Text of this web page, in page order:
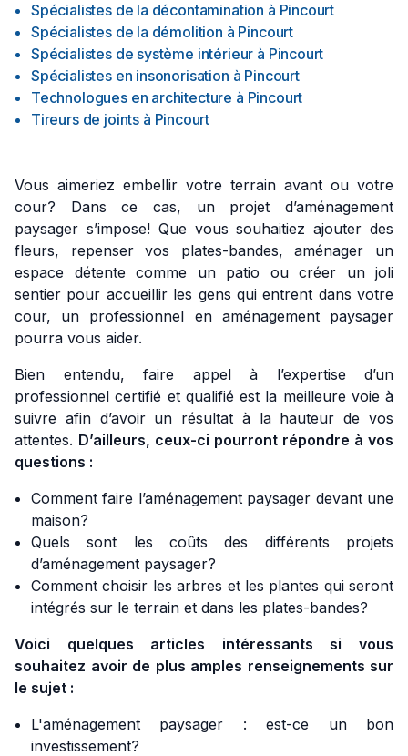
Spécialistes de la décontamination à Pincourt
Spécialistes de la démolition à Pincourt
Spécialistes de système intérieur à Pincourt
Spécialistes en insonorisation à Pincourt
Technologues en architecture à Pincourt
Tireurs de joints à Pincourt
Vous aimeriez embellir votre terrain avant ou votre
cour? Dans ce cas, un projet d’aménagement
paysager s’impose! Que vous souhaitiez ajouter des
fleurs, repenser vos plates-bandes, aménager un
espace détente comme un patio ou créer un joli
sentier pour accueillir les gens qui entrent dans votre
cour, un professionnel en aménagement paysager
pourra vous aider.
Bien entendu, faire appel à l’expertise d’un
professionnel certifié et qualifié est la meilleure voie à
suivre afin d’avoir un résultat à la hauteur de vos
attentes. D’ailleurs, ceux-ci pourront répondre à vos
questions :
Comment faire l’aménagement paysager devant une
maison?
Quels sont les coûts des différents projets
d’aménagement paysager?
Comment choisir les arbres et les plantes qui seront
intégrés sur le terrain et dans les plates-bandes?
Voici quelques articles intéressants si vous
souhaitez avoir de plus amples renseignements sur
le sujet :
L'aménagement paysager : est-ce un bon
investissement?